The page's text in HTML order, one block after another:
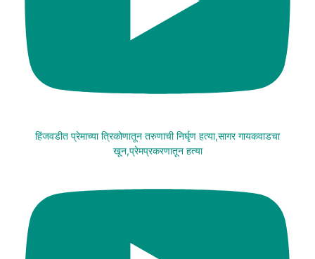
हिंजवडीत प्रेमाच्या त्रिकोणातून तरुणाची निर्घृण हत्या,सागर गायकवाडचा
खून,प्रेमप्रकरणातून हत्या